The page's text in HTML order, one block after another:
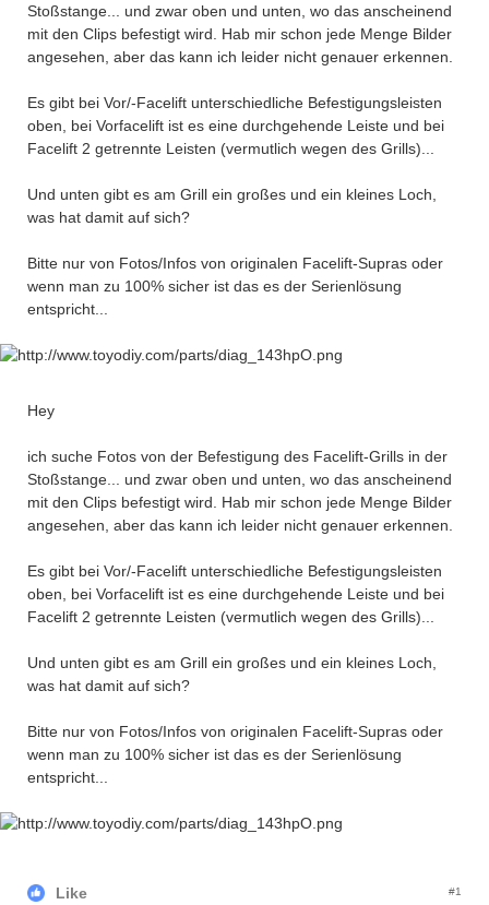
Stoßstange... und zwar oben und unten, wo das anscheinend
mit den Clips befestigt wird. Hab mir schon jede Menge Bilder
angesehen, aber das kann ich leider nicht genauer erkennen.
Es gibt bei Vor/-Facelift unterschiedliche Befestigungsleisten
oben, bei Vorfacelift ist es eine durchgehende Leiste und bei
Facelift 2 getrennte Leisten (vermutlich wegen des Grills)...
Und unten gibt es am Grill ein großes und ein kleines Loch,
was hat damit auf sich?
Bitte nur von Fotos/Infos von originalen Facelift-Supras oder
wenn man zu 100% sicher ist das es der Serienlösung
entspricht...
Hey
ich suche Fotos von der Befestigung des Facelift-Grills in der
Stoßstange... und zwar oben und unten, wo das anscheinend
mit den Clips befestigt wird. Hab mir schon jede Menge Bilder
angesehen, aber das kann ich leider nicht genauer erkennen.
Es gibt bei Vor/-Facelift unterschiedliche Befestigungsleisten
oben, bei Vorfacelift ist es eine durchgehende Leiste und bei
Facelift 2 getrennte Leisten (vermutlich wegen des Grills)...
Und unten gibt es am Grill ein großes und ein kleines Loch,
was hat damit auf sich?
Bitte nur von Fotos/Infos von originalen Facelift-Supras oder
wenn man zu 100% sicher ist das es der Serienlösung
entspricht...
Like #1